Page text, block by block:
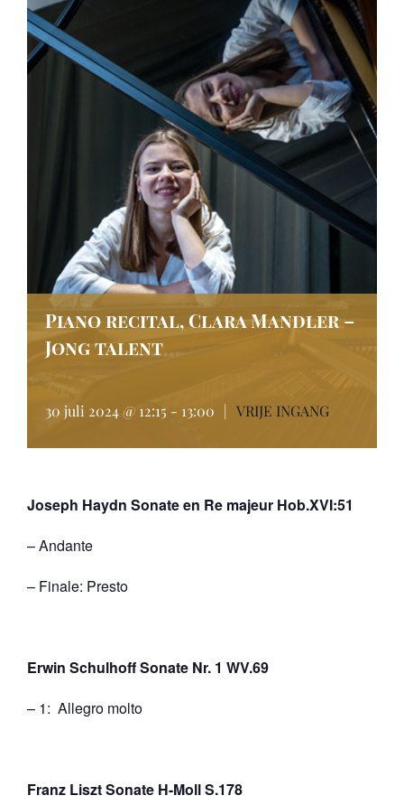
Piano recital, Clara Mandler –
Jong talent
30 juli 2024 @ 12:15 - 13:00 | VRIJE INGANG
Joseph Haydn Sonate en Re majeur Hob.XVI:51
– Andante
– Finale: Presto
Erwin Schulhoff Sonate Nr. 1 WV.69
– 1: Allegro molto
Franz Liszt Sonate H-Moll S.178